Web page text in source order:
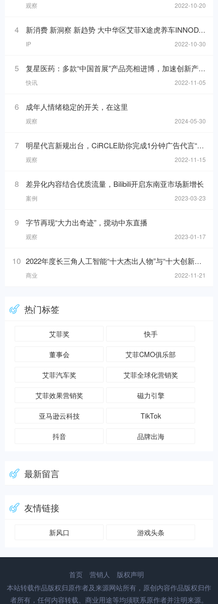
观察 2022-10-20
4 新消费 新洞察 新趋势 大中华区艾菲X途虎养车INNODAY圆满举办！
IP 2022-10-30
5 复星医药：多款“中国首展”产品亮相进博，加速创新产品落地
快讯 2022-11-05
6 成年人情绪稳定的开关，在这里
观察 2024-05-30
7 明星代言新规出台，CiRCLE助你完成1分钟广告代言“健康自检”
观察 2022-11-15
8 差异化内容结合优质流量，Bilibili开启东南亚市场新增长
案例 2023-03-23
9 字节再现“大力出奇迹”，搅动中东直播
观察 2023-01-17
10 2022年度长三角人工智能“十大杰出人物”与“十大创新应用”榜单发布！
商业 2022-11-21
热门标签
艾菲奖 快手
董事会 艾菲CMO俱乐部
艾菲汽车奖 艾菲全球化营销奖
艾菲效果营销奖 磁力引擎
亚马逊云科技 TikTok
抖音 品牌出海
最新留言
友情链接
新风口 游戏头条
首页 营销人
版权声明
本站转载作品版权归原作者及来源网站所有，原创内容作品版权归作
者所有，任何内容转载、商业用途等均须联系原作者并注明来源。